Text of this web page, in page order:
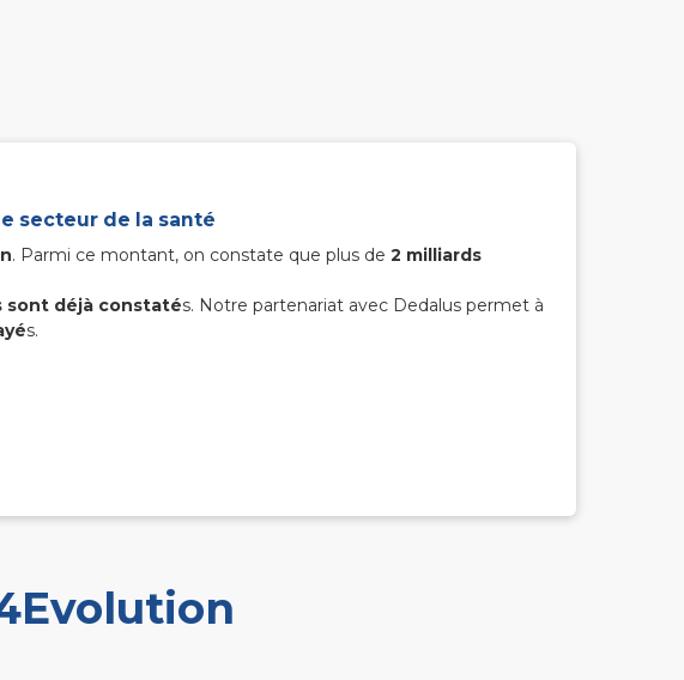
secteur de la santé
. Parmi ce montant, on constate que plus de 2 milliards
sont déjà constatés. Notre partenariat avec Dedalus permet à
s.